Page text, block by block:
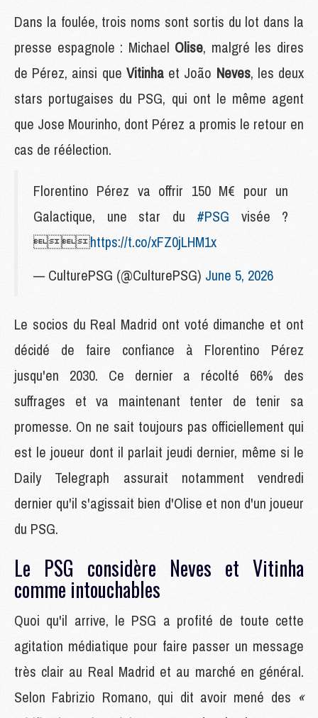
Dans la foulée, trois noms sont sortis du lot dans la
presse espagnole : Michael Olise, malgré les dires
de Pérez, ainsi que Vitinha et João Neves, les deux
stars portugaises du PSG, qui ont le même agent
que Jose Mourinho, dont Pérez a promis le retour en
cas de réélection.
Florentino Pérez va offrir 150 M€ pour un
Galactique, une star du #PSG visée ?
https://t.co/xFZ0jLHM1x
— CulturePSG (@CulturePSG) June 5, 2026
Le socios du Real Madrid ont voté dimanche et ont
décidé de faire confiance à Florentino Pérez
jusqu'en 2030. Ce dernier a récolté 66% des
suffrages et va maintenant tenter de tenir sa
promesse. On ne sait toujours pas officiellement qui
est le joueur dont il parlait jeudi dernier, même si le
Daily Telegraph assurait notamment vendredi
dernier qu'il s'agissait bien d'Olise et non d'un joueur
du PSG.
Le PSG considère Neves et Vitinha
comme intouchables
Quoi qu'il arrive, le PSG a profité de toute cette
agitation médiatique pour faire passer un message
très clair au Real Madrid et au marché en général.
Selon Fabrizio Romano, qui dit avoir mené des «